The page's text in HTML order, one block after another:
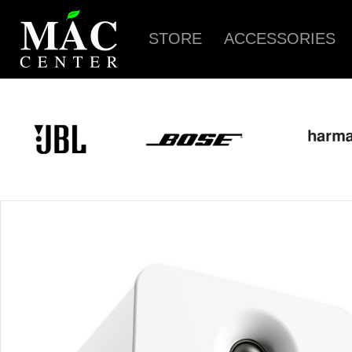
STORE ACCESSORIES